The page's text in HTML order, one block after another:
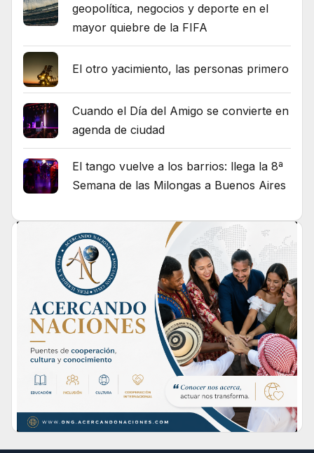
geopolítica, negocios y deporte en el
mayor quiebre de la FIFA
El otro yacimiento, las personas primero
Cuando el Día del Amigo se convierte en
agenda de ciudad
El tango vuelve a los barrios: llega la 8ª
Semana de las Milongas a Buenos Aires